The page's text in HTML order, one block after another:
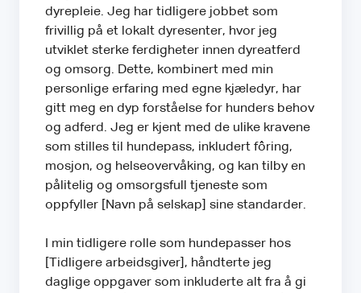
dyrepleie. Jeg har tidligere jobbet som
frivillig på et lokalt dyresenter, hvor jeg
utviklet sterke ferdigheter innen dyreatferd
og omsorg. Dette, kombinert med min
personlige erfaring med egne kjæledyr, har
gitt meg en dyp forståelse for hunders behov
og adferd. Jeg er kjent med de ulike kravene
som stilles til hundepass, inkludert fôring,
mosjon, og helseovervåking, og kan tilby en
pålitelig og omsorgsfull tjeneste som
oppfyller [Navn på selskap] sine standarder.
I min tidligere rolle som hundepasser hos
[Tidligere arbeidsgiver], håndterte jeg
daglige oppgaver som inkluderte alt fra å gi